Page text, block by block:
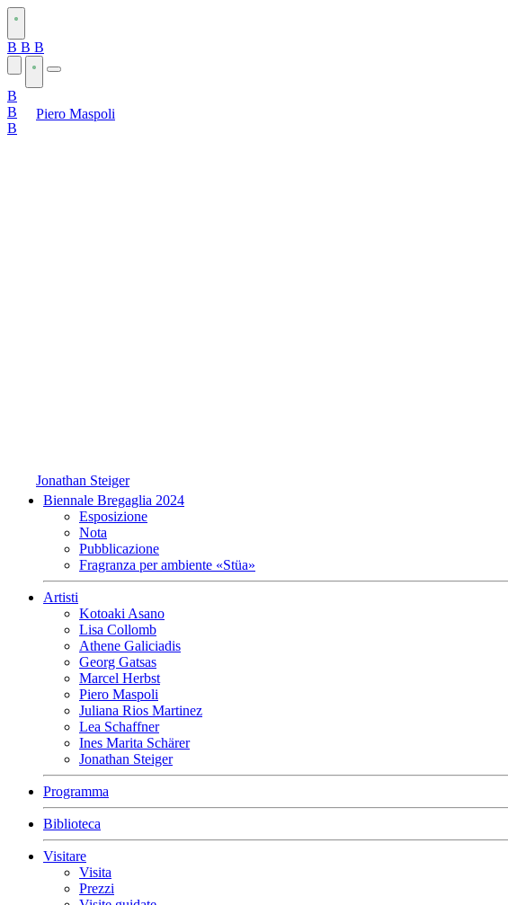
B B B
B
B
B
Biennale Bregaglia 2024
Esposizione
Nota
Pubblicazione
Fragranza per ambiente «Stüa»
Artisti
Kotoaki Asano
Lisa Collomb
Athene Galiciadis
Georg Gatsas
Marcel Herbst
Piero Maspoli
Juliana Rios Martinez
Lea Schaffner
Ines Marita Schärer
Jonathan Steiger
Programma
Biblioteca
Visitare
Visita
Prezzi
Piero Maspoli
Jonathan Steiger